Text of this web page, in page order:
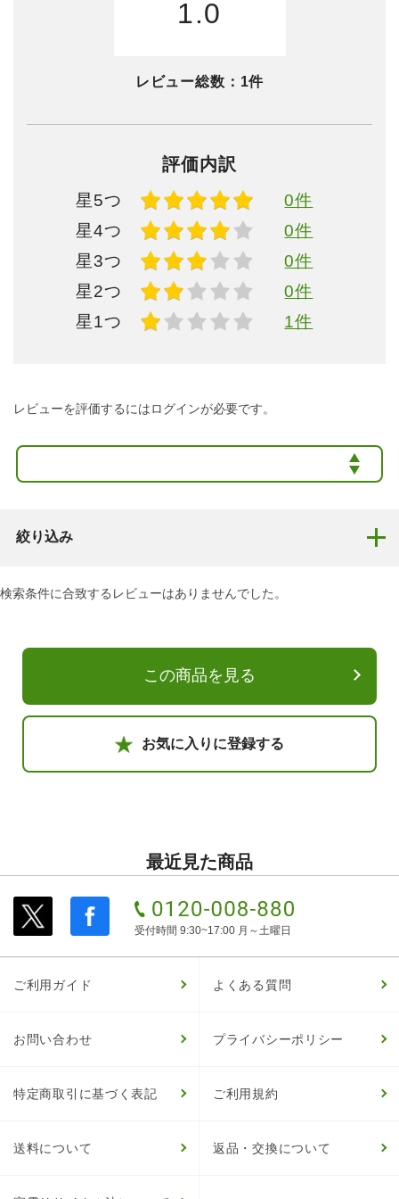
1.0
レビュー総数： 1件
評価内訳
星5つ
0件
星4つ
0件
星3つ
0件
星2つ
0件
星1つ
1件
レビューを評価するにはログインが必要です。
絞り込み
検索条件に合致するレビューはありませんでした。
この商品を見る
お気に入りに登録する
最近見た商品
受付時間 9:30~17:00 月～土曜日
ご利用ガイド よくある質問
お問い合わせ プライバシーポリシー
特定商取引に基づく表記 ご利用規約
送料について 返品・交換について